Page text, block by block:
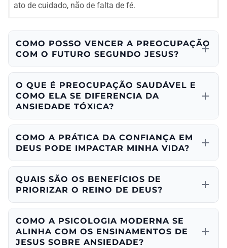
ato de cuidado, não de falta de fé.
COMO POSSO VENCER A PREOCUPAÇÃO
COM O FUTURO SEGUNDO JESUS?
O QUE É PREOCUPAÇÃO SAUDÁVEL E
COMO ELA SE DIFERENCIA DA
ANSIEDADE TÓXICA?
COMO A PRÁTICA DA CONFIANÇA EM
DEUS PODE IMPACTAR MINHA VIDA?
QUAIS SÃO OS BENEFÍCIOS DE
PRIORIZAR O REINO DE DEUS?
COMO A PSICOLOGIA MODERNA SE
ALINHA COM OS ENSINAMENTOS DE
JESUS SOBRE ANSIEDADE?